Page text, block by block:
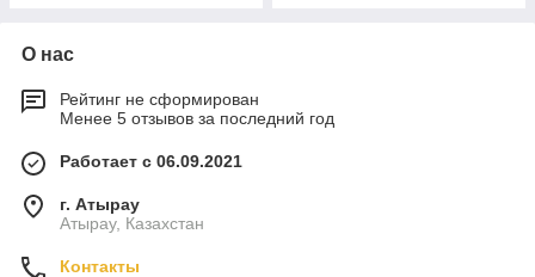
О нас
Рейтинг не сформирован
Менее 5 отзывов за последний год
Работает с 06.09.2021
г. Атырау
Атырау, Казахстан
Контакты